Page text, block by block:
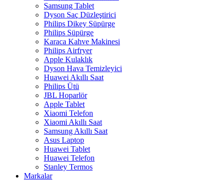
Samsung Tablet
Dyson Saç Düzleştirici
Philips Dikey Süpürge
Philips Süpürge
Karaca Kahve Makinesi
Philips Airfryer
Apple Kulaklık
Dyson Hava Temizleyici
Huawei Akıllı Saat
Philips Ütü
JBL Hoparlör
Apple Tablet
Xiaomi Telefon
Xiaomi Akıllı Saat
Samsung Akıllı Saat
Asus Laptop
Huawei Tablet
Huawei Telefon
Stanley Termos
Markalar